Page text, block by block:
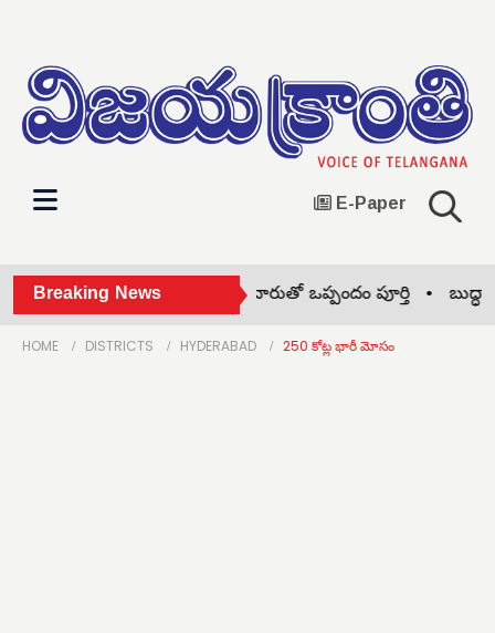
E-Paper
Breaking News
ఆలయాల నిర్మాణానికి గుత్తేదారుతో ఒప్పందం పూర్తి •
HOME DISTRICTS HYDERABAD 250 కోట్ల భారీ మోసం